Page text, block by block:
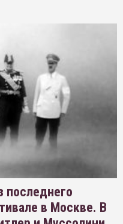
последнего
в Москве. В